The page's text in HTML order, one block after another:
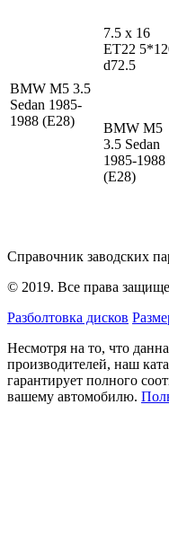
BMW M5 3.5
Sedan 1985-
1988 (E28)
7.5 x 16
ET22
d72.5
BMW M5
3.5 Sedan
1985-1988
(E28)
Справочник заводских
© 2019. Все права
Разболтовка дисков
Несмотря на то, что
производителей, наш
гарантирует полного
вашему автомобилю.